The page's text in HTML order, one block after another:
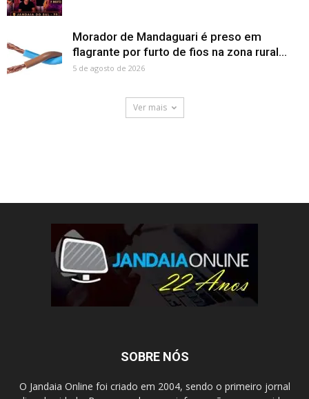
Morador de Mandaguari é preso em
flagrante por furto de fios na zona rural...
5 de agosto de 2026
Ver mais
SOBRE NÓS
O Jandaia Online foi criado em 2004, sendo o primeiro jornal